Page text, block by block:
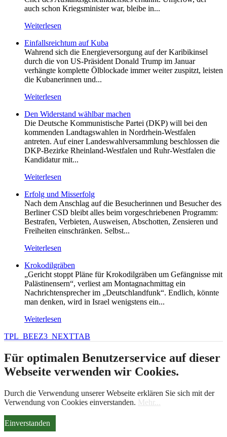
auch schon Kriegsminister war, bleibe in...
Weiterlesen
Einfallsreichtum auf Kuba
Wahrend sich die Energieversorgung auf der Karibikinsel
durch die von US-Präsident Donald Trump im Januar
verhängte komplette Ölblockade immer weiter zuspitzt, leisten
die Kubanerinnen und...
Weiterlesen
Den Widerstand wählbar machen
Die Deutsche Kommunistische Partei (DKP) will bei den
kommenden Landtagswahlen in Nordrhein-Westfalen
antreten. Auf einer Landeswahlversammlung beschlossen die
DKP-Bezirke Rheinland-Westfalen und Ruhr-Westfalen die
Kandidatur mit...
Weiterlesen
Erfolg und Misserfolg
Nach dem Anschlag auf die Besucherinnen und Besucher des
Berliner CSD bleibt alles beim vorgeschriebenen Programm:
Bestrafen, Verbieten, Ausweisen, Abschotten, Zensieren und
Freiheiten einschränken. Selbst...
Weiterlesen
Krokodilgräben
„Gericht stoppt Pläne für Krokodilgräben um Gefängnisse mit
Palästinensern“, verliest am Montagnachmittag ein
Nachrichtensprecher im „Deutschlandfunk“. Endlich, könnte
man denken, wird in Israel wenigstens ein...
Weiterlesen
TPL_BEEZ3_NEXTTAB
Für optimalen Benutzerservice auf dieser
Webseite verwenden wir Cookies.
Durch die Verwendung unserer Webseite erklären Sie sich mit der
Verwendung von Cookies einverstanden. Mehr...
Einverstanden